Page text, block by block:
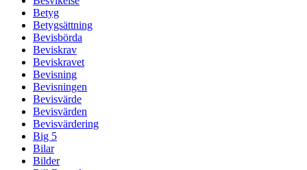
Betyg
Betygsättning
Bevisbörda
Beviskrav
Beviskravet
Bevisning
Bevisningen
Bevisvärde
Bevisvärden
Bevisvärdering
Big 5
Bilar
Bilder